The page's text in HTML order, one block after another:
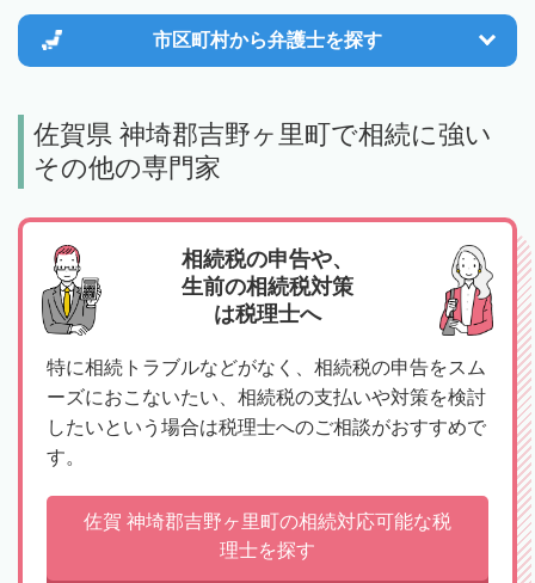
市区町村から弁護士を探す
佐賀県 神埼郡吉野ヶ里町で相続に強い
その他の専門家
相続税の申告や、
生前の相続税対策
は税理士へ
特に相続トラブルなどがなく、相続税の申告をスム
ーズにおこないたい、相続税の支払いや対策を検討
したいという場合は税理士へのご相談がおすすめで
す。
佐賀 神埼郡吉野ヶ里町の相続対応可能な税
理士を探す